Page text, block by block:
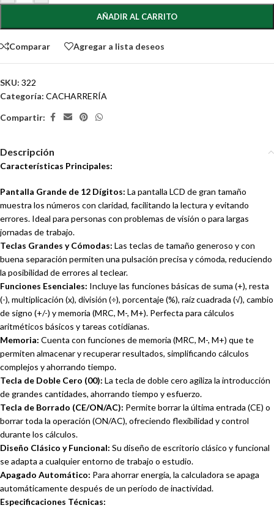
AÑADIR AL CARRITO
Comparar Agregar a lista deseos
SKU: 322
Categoría: CACHARRERÍA
Compartir:
Descripción
Características Principales:
Pantalla Grande de 12 Dígitos: La pantalla LCD de gran tamaño
muestra los números con claridad, facilitando la lectura y evitando
errores. Ideal para personas con problemas de visión o para largas
jornadas de trabajo.
Teclas Grandes y Cómodas: Las teclas de tamaño generoso y con
buena separación permiten una pulsación precisa y cómoda, reduciendo
la posibilidad de errores al teclear.
Funciones Esenciales: Incluye las funciones básicas de suma (+), resta
(-), multiplicación (x), división (÷), porcentaje (%), raíz cuadrada (√), cambio
de signo (+/-) y memoria (MRC, M-, M+). Perfecta para cálculos
aritméticos básicos y tareas cotidianas.
Memoria: Cuenta con funciones de memoria (MRC, M-, M+) que te
permiten almacenar y recuperar resultados, simplificando cálculos
complejos y ahorrando tiempo.
Tecla de Doble Cero (00): La tecla de doble cero agiliza la introducción
de grandes cantidades, ahorrando tiempo y esfuerzo.
Tecla de Borrado (CE/ON/AC): Permite borrar la última entrada (CE) o
borrar toda la operación (ON/AC), ofreciendo flexibilidad y control
durante los cálculos.
Diseño Clásico y Funcional: Su diseño de escritorio clásico y funcional
se adapta a cualquier entorno de trabajo o estudio.
Apagado Automático: Para ahorrar energía, la calculadora se apaga
automáticamente después de un período de inactividad.
Especificaciones Técnicas: